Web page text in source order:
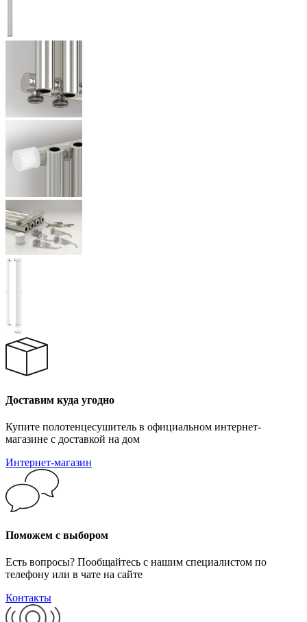
Доставим куда угодно
Купите полотенцесушитель в официальном интернет-
магазине с доставкой на дом
Интернет-магазин
Поможем с выбором
Есть вопросы? Пообщайтесь с нашим специалистом по
телефону или в чате на сайте
Контакты